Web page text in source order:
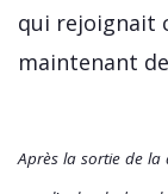
qui rejoignait
maintenant
Après la sortie de la